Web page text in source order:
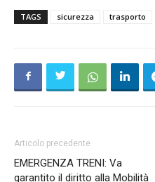
TAGS sicurezza trasporto
Articolo precedente
EMERGENZA TRENI: Va
garantito il diritto alla Mobilità